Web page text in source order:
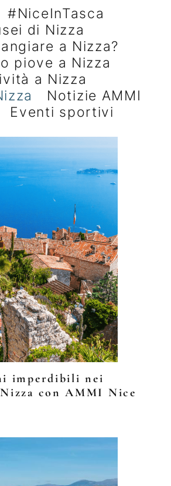
#NiceInTasca
di Nizza
a Nizza?
piove a Nizza
a Nizza
Notizie AMMI
Eventi sportivi
imperdibili nei
con AMMI Nice